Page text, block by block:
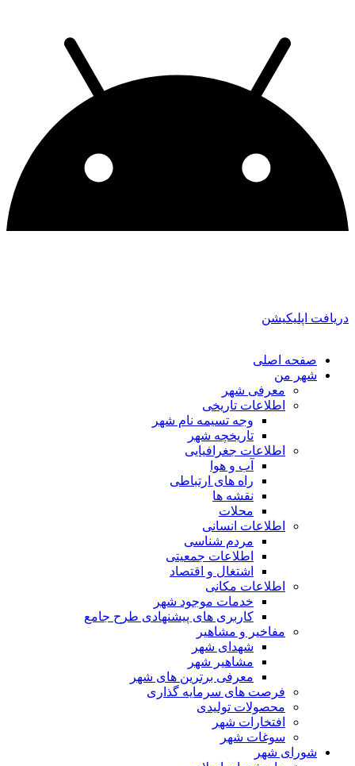
دریافت اپلیکیشن
صفحه اصلی
شهر من
معرفی شهر
اطلاعات تاریخی
وجه تسیمه نام شهر
تاریخچه شهر
اطلاعات جغرافیایی
آب و هوا
راه های ارتباطی
نقشه ها
محلات
اطلاعات انسانی
مردم شناسی
اطلاعات جمعیتی
اشتغال و اقتصاد
اطلاعات مکانی
خدمات موجود شهر
کاربری های پیشنهادی طرح جامع
مفاخیر و مشاهیر
شهدای شهر
مشاهیر شهر
معرفی برترین های شهر
فرصت های سرمایه گذاری
محصولات تولیدی
افتخارات شهر
سوغات شهر
شورای شهر